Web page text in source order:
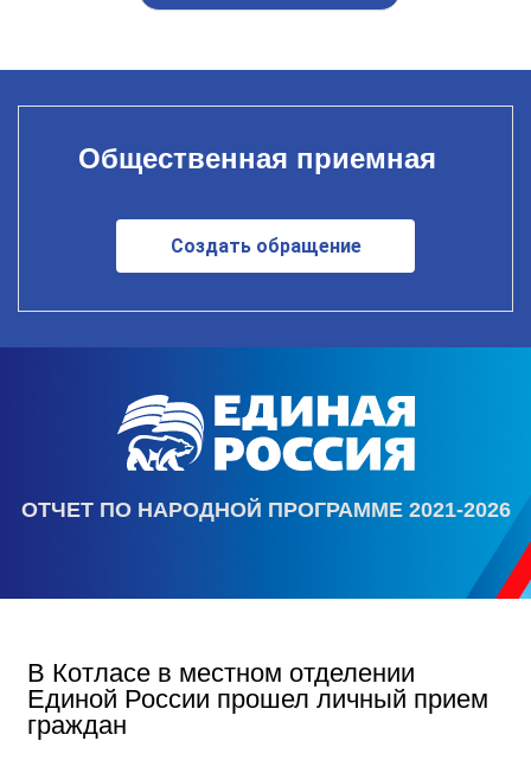
Общественная приемная
Создать обращение
ОТЧЕТ ПО НАРОДНОЙ ПРОГРАММЕ 2021-2026
В Котласе в местном отделении
Единой России прошел личный прием
граждан